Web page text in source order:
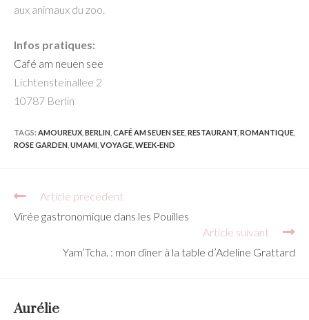
aux animaux du zoo.
Infos pratiques:
Café am neuen see
Lichtensteinallee 2
10787 Berlin
TAGS: AMOUREUX BERLIN CAFÉ AM SEUEN SEE RESTAURANT ROMANTIQUE
ROSE GARDEN UMAMI VOYAGE WEEK-END
Read
articles
Article précédent
Virée gastronomique dans les Pouilles
Article suivant
Yam’Tcha. : mon dîner à la table d’Adeline Grattard
Aurélie